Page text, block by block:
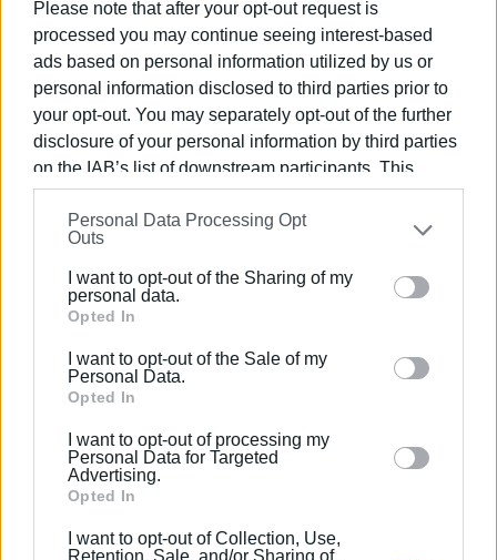
Please note that after your opt-out request is
processed you may continue seeing interest-based
ads based on personal information utilized by us or
personal information disclosed to third parties prior to
your opt-out. You may separately opt-out of the further
disclosure of your personal information by third parties
on the IAB’s list of downstream participants. This
information may also be disclosed by us to third parties
on theIAB’s List of Downstream Participants
that may
further disclose it to other third parties.
Please note that this website/app uses one or more
Google services and may gather and store information
behaviour. You may click to grant or deny consent to
Google and its third-party tags to use your data for
section.
Personal Data Processing Opt
Outs
I want to opt-out of the Sharing of my
personal data.
Opted In
I want to opt-out of the Sale of my
Personal Data.
Opted In
I want to opt-out of processing my
Personal Data for Targeted
Advertising.
Opted In
I want to opt-out of Collection, Use,
Retention, Sale, and/or Sharing of
Εργασίας
Κατάργηση των αντιασφαλιστικών νόμων,
αποκατάσταση των ασφαλιστικών μας δικαιωμάτων.
Μαζικοί διορισμοί εκπαιδευτικών. Διορισμός/
Μονιμοποίηση εδώ και τώρα όλων των αναπληρωτών
αποκλειστικά με την ημερομηνία πτυχίου και την
προϋπηρεσία.
Εξίσωση του ωραρίου των εκπαιδευτικών ολιγοθέσιων
νηπιαγωγείων και δημοτικών με όλες/ους τους
συναδέλφους της αθμιας και εξίσωση του ωραρίου μας
με αυτό των συναδέλφων της βθμιας.
Λεφτά για την Παιδεία και την Υγεία – Έξω η Ελλάδα
από του πολέμου τα σφαγεία.
Εμφανίσεις: 80
Ακολουθήστε το enimerosi στο Facebook
Συνδρομητές στο e-paper